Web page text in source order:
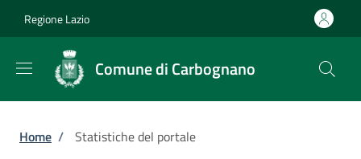
Regione Lazio
Comune di Carbognano
Briciole di pane
Home / Statistiche del portale